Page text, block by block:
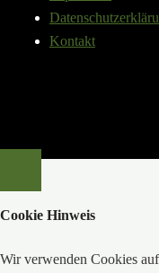
Kontakt
Cookie Hinweis
Wir verwenden Cookies